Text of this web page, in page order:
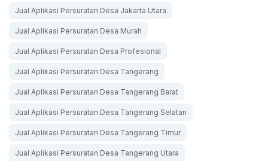
Jual Aplikasi Persuratan Desa Jakarta Utara
Jual Aplikasi Persuratan Desa Murah
Jual Aplikasi Persuratan Desa Profesional
Jual Aplikasi Persuratan Desa Tangerang
Jual Aplikasi Persuratan Desa Tangerang Barat
Jual Aplikasi Persuratan Desa Tangerang Selatan
Jual Aplikasi Persuratan Desa Tangerang Timur
Jual Aplikasi Persuratan Desa Tangerang Utara